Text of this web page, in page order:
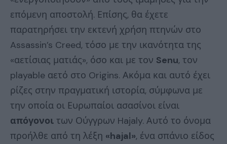
επόμενη αποστολή. Επίσης, θα έχετε
παρατηρήσει την εκτενή χρήση πτηνών στο
Assassin’s Creed, τόσο με την ικανότητα της
«αετίσιας ματιάς», όσο και με τον Senu, τον
playable αετό στο Origins. Ακόμα και αυτό έχει
ρίζες στην πραγματική ιστορία, σύμφωνα με
την οποία οι Ευρωπαίοι ασασίνοι είναι
απόγονοι των Ούγγρων Hajaly. Αυτό το όνομα
προήλθε από τη λέξη «hajal», ένα σπάνιο είδος